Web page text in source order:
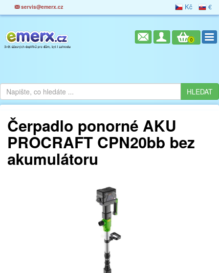
servis@emerx.cz Kč €
0
Čerpadlo ponorné AKU
PROCRAFT CPN20bb bez
akumulátoru